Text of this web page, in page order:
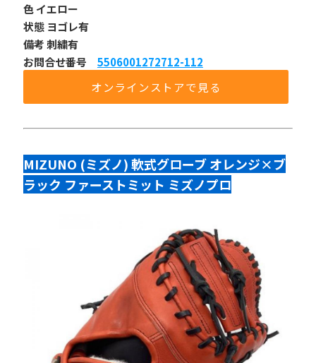
色 イエロー
状態 ヨゴレ有
備考 刺繍有
お問合せ番号 5506001272712-112
オンラインストアで見る
MIZUNO (ミズノ) 軟式グローブ オレンジ×ブ
ラック ファーストミット ミズノプロ